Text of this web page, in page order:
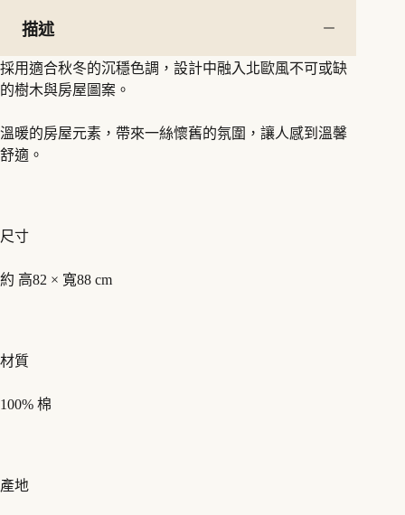
描述
採用適合秋冬的沉穩色調，設計中融入北歐風不可或缺
的樹木與房屋圖案。
溫暖的房屋元素，帶來一絲懷舊的氛圍，讓人感到溫馨
舒適。
尺寸
約 高82 × 寬88 cm
材質
100% 棉
產地